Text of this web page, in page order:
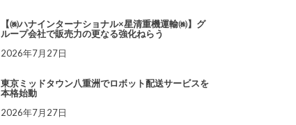
【㈱ハナインターナショナル×星清重機運輸㈱】グ
ループ会社で販売力の更なる強化ねらう
2026年7月27日
東京ミッドタウン八重洲でロボット配送サービスを
本格始動
2026年7月27日